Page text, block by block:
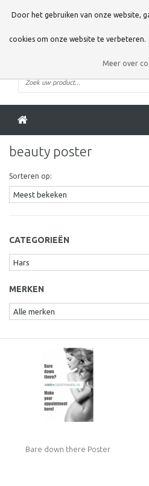
beauty poster
Sorteren op:
CATEGORIEËN
MERKEN
Bare down there Poster
Door het gebruiken van onze website,
cookies om onze website te verbeteren.
Meer over